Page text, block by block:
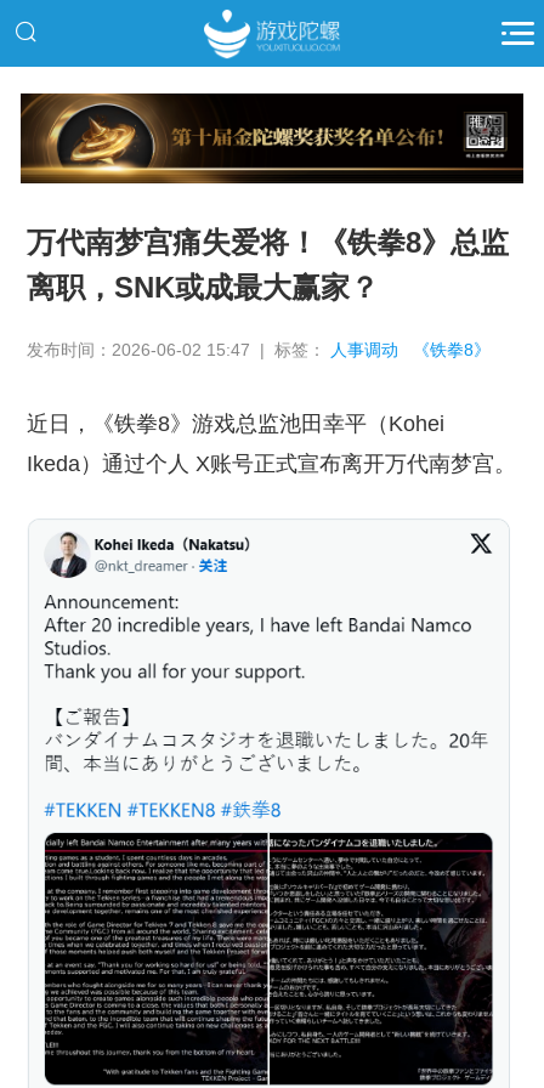
推广
万代南梦宫痛失爱将！《铁拳8》总监
离职，SNK或成最大赢家？
发布时间：2026-06-02 15:47 | 标签： 人事调动 《铁拳8》
近日，《铁拳8》游戏总监池田幸平（Kohei
Ikeda）通过个人 X账号正式宣布离开万代南梦宫。